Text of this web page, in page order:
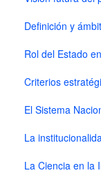
Definición y
Rol del Estado
Criterios
El Sistema
La
La Ciencia en la